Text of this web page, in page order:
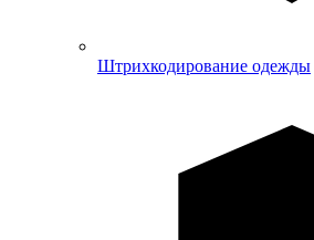
Штрихкодирование одежды